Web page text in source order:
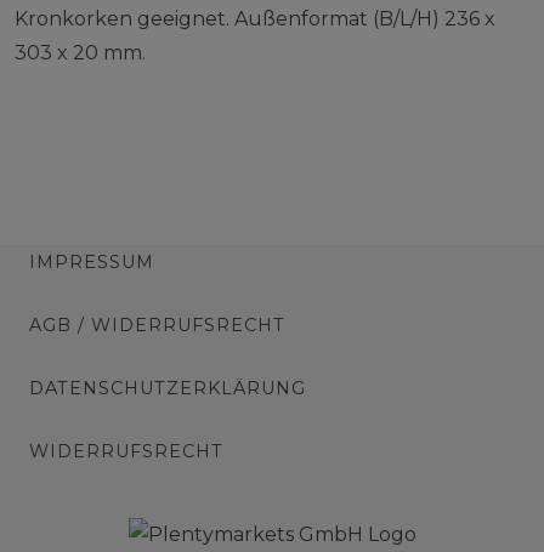
Kronkorken geeignet. Außenformat (B/L/H) 236 x
303 x 20 mm.
IMPRESSUM
AGB / WIDERRUFSRECHT
DATENSCHUTZERKLÄRUNG
WIDERRUFSRECHT